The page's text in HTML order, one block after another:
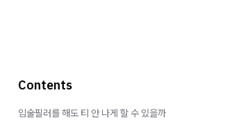
Contents
입술필러를 해도 티 안 나게 할 수 있을까